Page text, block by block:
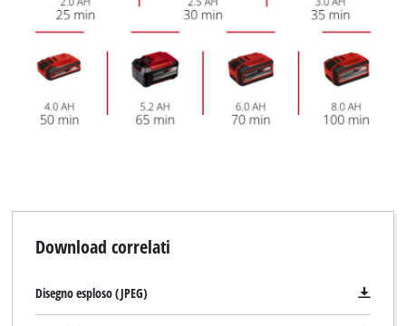
Download correlati
Disegno esploso (JPEG)